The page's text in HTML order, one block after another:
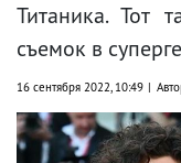
Титаника. Тот
съемок в
16 сентября 2022, 10:49